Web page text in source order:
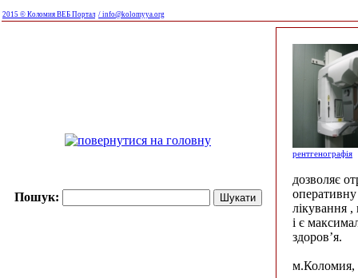
2015 © Коломия ВЕБ Портал / info@kolomyya.org
Пошук:
рентгенографія
дозволяє
лікування ,
і є
здоров’я.
м.Коломия,